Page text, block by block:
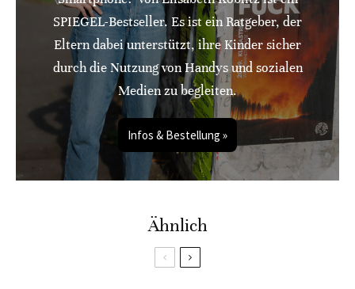
SPIEGEL-Bestseller. Es ist ein Ratgeber, der
Eltern dabei unterstützt, ihre Kinder sicher
durch die Nutzung von Handys und sozialen
Medien zu begleiten.
Infos & Bestellung »
Ähnlich